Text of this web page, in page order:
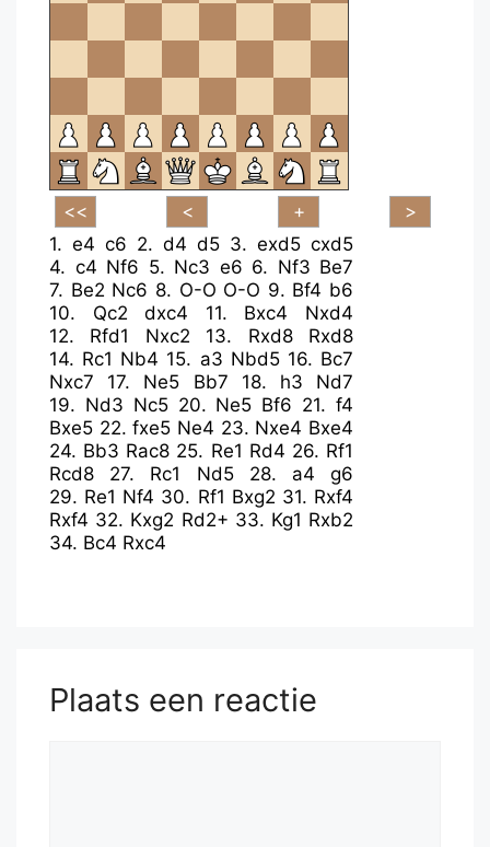
1. e4 c6 2. d4 d5 3. exd5 cxd5
4. c4 Nf6 5. Nc3 e6 6. Nf3 Be7
7. Be2 Nc6 8. O-O O-O 9. Bf4 b6
10. Qc2 dxc4 11. Bxc4
Nxd4
12. Rfd1 Nxc2 13. Rxd8
Rxd8
14. Rc1 Nb4 15. a3 Nbd5 16. Bc7
Nxc7
17. Ne5 Bb7 18. h3
Nd7
19. Nd3 Nc5 20. Ne5 Bf6 21.f4
Bxe5 22.fxe5 Ne4 23. Nxe4 Bxe4
24. Bb3 Rac8 25. Re1 Rd4 26. Rf1
Rcd8
27. Rc1 Nd5 28. a4
g6
29. Re1 Nf4 30. Rf1 Bxg2 31. Rxf4
Rxf4 32. Kxg2 Rd2+ 33. Kg1 Rxb2
34. Bc4 Rxc4
Plaats een reactie